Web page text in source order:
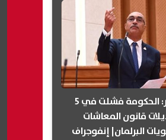
إيهاب منصور: الحكومة فشلت في 5
قانون المعاشات
البرلمان| إنفوجراف